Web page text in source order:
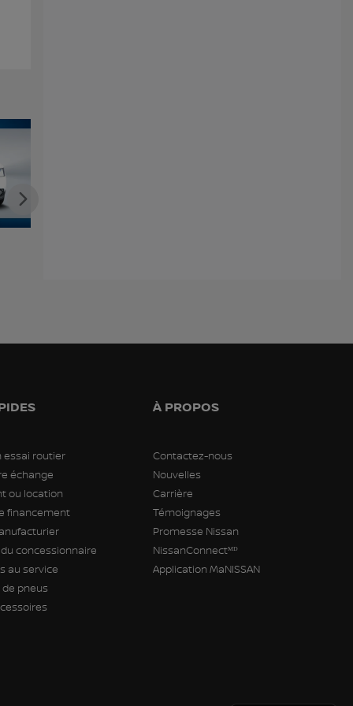
essai routier
échange
ou location
financement
concessionnaire
au service
pneus
À PROPOS
Contactez-nous
Nouvelles
Carrière
Témoignages
Promesse Nissan
NissanConnectᴹᴰ
Application MaNISSAN